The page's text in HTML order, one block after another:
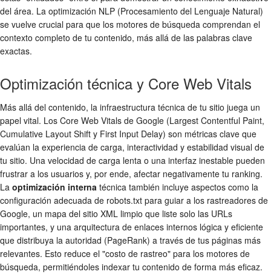
del área. La optimización NLP (Procesamiento del Lenguaje Natural)
se vuelve crucial para que los motores de búsqueda comprendan el
contexto completo de tu contenido, más allá de las palabras clave
exactas.
Optimización técnica y Core Web Vitals
Más allá del contenido, la infraestructura técnica de tu sitio juega un
papel vital. Los Core Web Vitals de Google (Largest Contentful Paint,
Cumulative Layout Shift y First Input Delay) son métricas clave que
evalúan la experiencia de carga, interactividad y estabilidad visual de
tu sitio. Una velocidad de carga lenta o una interfaz inestable pueden
frustrar a los usuarios y, por ende, afectar negativamente tu ranking.
La optimización interna técnica también incluye aspectos como la
configuración adecuada de robots.txt para guiar a los rastreadores de
Google, un mapa del sitio XML limpio que liste solo las URLs
importantes, y una arquitectura de enlaces internos lógica y eficiente
que distribuya la autoridad (PageRank) a través de tus páginas más
relevantes. Esto reduce el "costo de rastreo" para los motores de
búsqueda, permitiéndoles indexar tu contenido de forma más eficaz.